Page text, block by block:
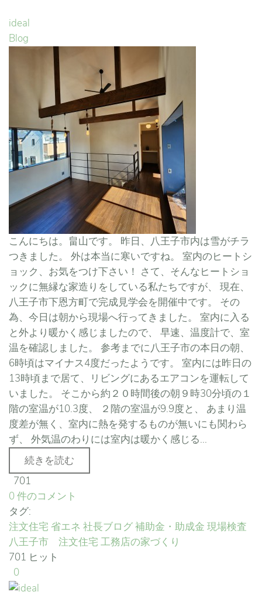
ideal
Blog
こんにちは。畠山です。 昨日、八王子市内は雪がチラ
つきました。 外は本当に寒いですね。 室内のヒートシ
ョック、お気をつけ下さい！ さて、そんなヒートショ
ックに無縁な家造りをしている私たちですが、 現在、
八王子市下恩方町で完成見学会を開催中です。 その
為、今日は朝から現場へ行ってきました。 室内に入る
と外より暖かく感じましたので、 早速、温度計で、室
温を確認しました。 参考までに八王子市の本日の朝、
6時頃はマイナス4度だったようです。 室内には昨日の
13時頃まで居て、リビングにあるエアコンを運転して
いました。 そこから約２０時間後の朝９時30分頃の１
階の室温が10.3度、 ２階の室温が9.9度と、 あまり温
度差が無く、室内に熱を発するものが無いにも関わら
ず、 外気温のわりには室内は暖かく感じる...
続きを読む
701
0 件のコメント
タグ:
注文住宅 省エネ 社長ブログ補助金・助成金 現場検査
八王子市 注文住宅 工務店の家づくり
701 ヒット
0